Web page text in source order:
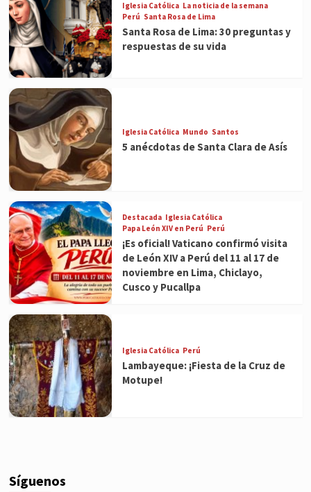
Iglesia Católica La noticia de la semana
Perú Santa Rosa de Lima
Santa Rosa de Lima: 30 preguntas y
respuestas de su vida
Iglesia Católica Mundo Santos
5 anécdotas de Santa Clara de Asís
Destacada Iglesia Católica
Papa León XIV en Perú Perú
¡Es oficial! Vaticano confirmó visita
de León XIV a Perú del 11 al 17 de
noviembre en Lima, Chiclayo,
Cusco y Pucallpa
Iglesia Católica Perú
Lambayeque: ¡Fiesta de la Cruz de
Motupe!
Síguenos